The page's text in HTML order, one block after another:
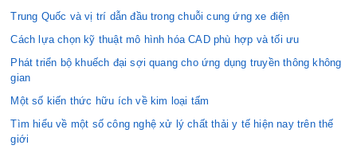
Trung Quốc và vị trí dẫn đầu trong chuỗi cung ứng xe điện
Cách lựa chọn kỹ thuật mô hình hóa CAD phù hợp và tối ưu
Phát triển bộ khuếch đại sợi quang cho ứng dụng truyền thông không
gian
Một số kiến thức hữu ích về kim loại tấm
Tìm hiểu về một số công nghệ xử lý chất thải y tế hiện nay trên thế
giới